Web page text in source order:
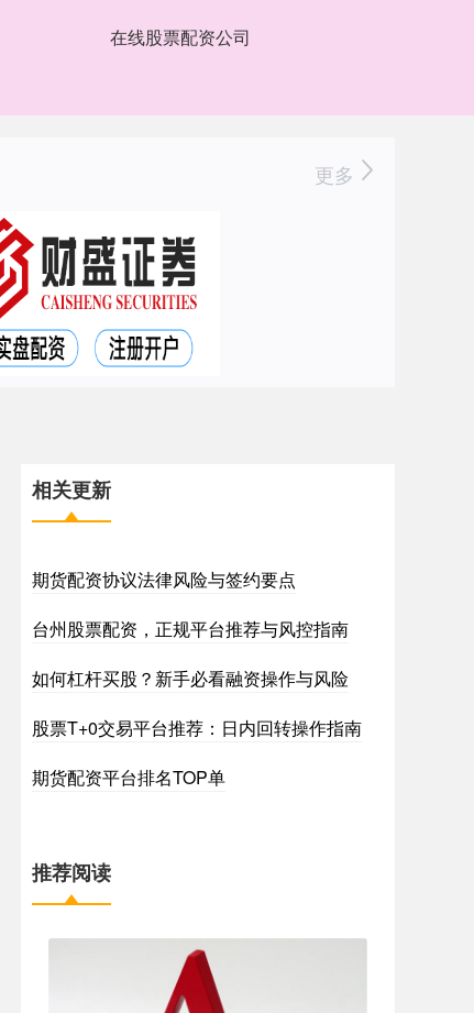
在线股票配资公司
更多
相关更新
期货配资协议法律风险与签约要点
台州股票配资，正规平台推荐与风控指南
如何杠杆买股？新手必看融资操作与风险
股票T+0交易平台推荐：日内回转操作指南
期货配资平台排名TOP单
推荐阅读